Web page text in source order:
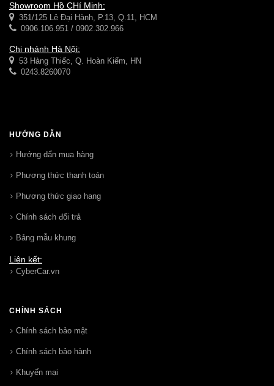
Showroom Hồ CHí Minh:
351/125 Lê Đại Hành, P.13, Q.11, HCM
0906.106.951 / 0902.302.966
Chi nhánh Hà Nội:
53 Hàng Thiếc, Q. Hoàn Kiếm, HN
0243.8260070
HƯỚNG DẪN
Hướng dẩn mua hàng
Phương thức thanh toán
Phương thức giao hang
Chính sách đổi trả
Bảng mẫu khung
Liên kết:
CyberCar.vn
CHÍNH SÁCH
Chính sách bảo mật
Chính sách bảo hành
Khuyến mại